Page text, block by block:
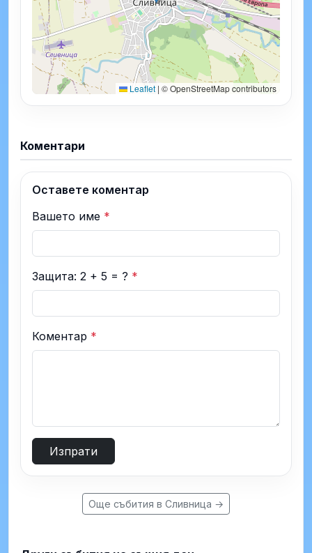
Leaflet | © OpenStreetMap contributors
Коментари
Оставете коментар
Вашето име *
Защита: 2 + 5 = ? *
Коментар *
Изпрати
Още събития в Сливница →